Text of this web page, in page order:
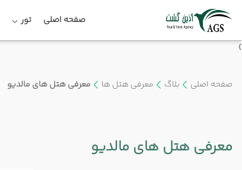
صفحه اصلی تور
}
صفحه اصلی بلاگ معرفی هتل ها معرفی هتل های مالدیو
معرفی هتل های مالدیو